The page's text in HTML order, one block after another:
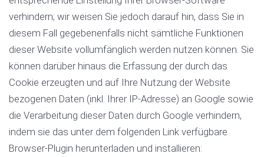
verhindern; wir weisen Sie jedoch darauf hin, dass Sie in
diesem Fall gegebenenfalls nicht sämtliche Funktionen
dieser Website vollumfänglich werden nutzen können. Sie
können darüber hinaus die Erfassung der durch das
Cookie erzeugten und auf Ihre Nutzung der Website
bezogenen Daten (inkl. Ihrer IP-Adresse) an Google sowie
die Verarbeitung dieser Daten durch Google verhindern,
indem sie das unter dem folgenden Link verfügbare
Browser-Plugin herunterladen und installieren: